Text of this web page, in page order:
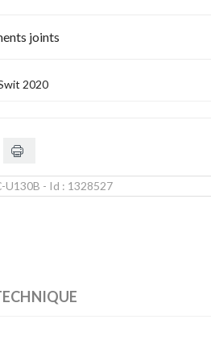
joints
2020
U130B - Id : 1328527